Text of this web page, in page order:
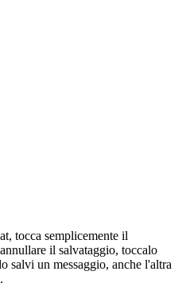
tocca semplicemente il
il salvataggio, toccalo
salvi un messaggio, anche l'altra